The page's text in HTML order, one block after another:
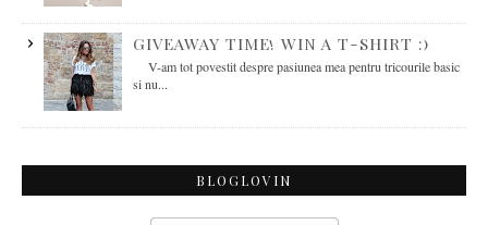
GIVEAWAY TIME! WIN A T-SHIRT :)
V-am tot povestit despre pasiunea mea pentru tricourile basic
si nu...
BLOGLOVIN